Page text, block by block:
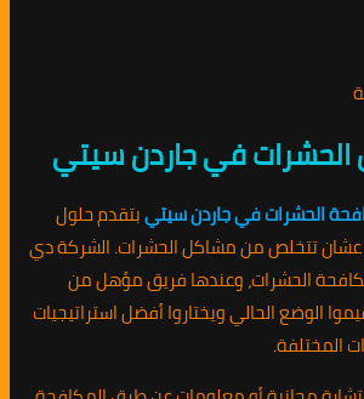
في جاردن سيتي
الحشرات في جاردن سيتيبتقدم حلول
عشان تتخلص من مشاكل الحشرات. الشركة دي
الحشرات، وعندها فريق مؤهل من
الوضع الحالي ويختاروا أفضل استراتيجيات
المختلفة.